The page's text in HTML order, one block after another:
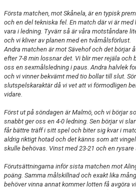
Första matchen, mot Skånela, är en typisk
och en del tekniska fel. En match där vi är
vara i ledning. Tyvärr så är våra motståndare
och vi kliver av planen med en tvåmålsförlust.
Andra matchen är mot Sävehof och det börjar
efter 7-8 min lossnar det. Vi blir mer rejäla och
oss en sexmålsledning i paus. Andra halvlek
och vi vinner bekvämt med tio bollar till slut.
slutspelskaraktär då vi vet att vi förmodligen
vidare.
Först ut på söndagen är Malmö, och vi börjar
snabbt ger oss en 4-0 ledning. Sen börjar vi
får bättre träff i sitt spel och biter sig kvar i
aldrig riktigt hotad och det känns som att
skulle behövas. Vinst med 23-21 och en rysare
Förutsättningarna inför sista matchen mot
poäng. Samma målskillnad och exakt lika
behöver vinna annat kommer lotten få avgöra